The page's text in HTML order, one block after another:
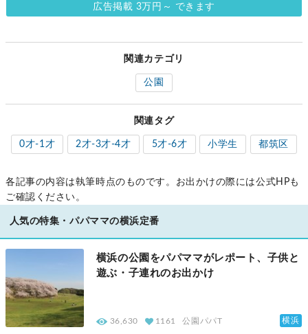
広告掲載 3万円～ できます
関連カテゴリ
公園
関連タグ
0才-1才 2才-3才-4才 5才-6才 小学生 都筑区
各記事の内容は執筆時点のものです。お出かけの際には公式HPも
ご確認ください。
人気の特集・パパママの横浜定番
横浜の公園をパパママがレポート、子供と
遊ぶ・子連れのお出かけ
36,630 1161 公園パパT 横浜